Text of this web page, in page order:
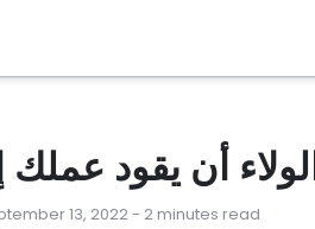
ندوات عبر
تساعدك البرامج التعليمية المجانية عبر
يقودها الخبراء على المضي قدمًا والبقاء على اطلاع.
القوالب أن يقود عملك
13, 2022 - 2 minutes read